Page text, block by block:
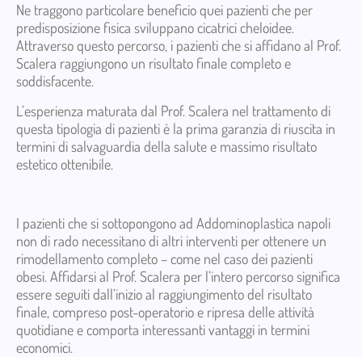
Ne traggono particolare beneficio quei pazienti che per
predisposizione fisica sviluppano cicatrici cheloidee.
Attraverso questo percorso, i pazienti che si affidano al Prof.
Scalera raggiungono un risultato finale completo e
soddisfacente.
L’esperienza maturata dal Prof. Scalera nel trattamento di
questa tipologia di pazienti è la prima garanzia di riuscita in
termini di salvaguardia della salute e massimo risultato
estetico ottenibile.
I pazienti che si sottopongono ad Addominoplastica napoli
non di rado necessitano di altri interventi per ottenere un
rimodellamento completo – come nel caso dei pazienti
obesi. Affidarsi al Prof. Scalera per l’intero percorso significa
essere seguiti dall’inizio al raggiungimento del risultato
finale, compreso post-operatorio e ripresa delle attività
quotidiane e comporta interessanti vantaggi in termini
economici.